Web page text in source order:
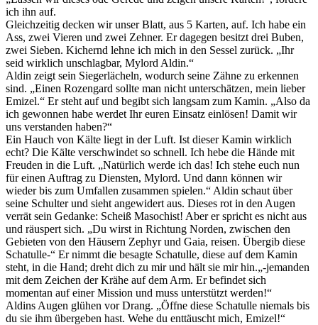
ich ihn auf.
Gleichzeitig decken wir unser Blatt, aus 5 Karten, auf. Ich habe ein
Ass, zwei Vieren und zwei Zehner. Er dagegen besitzt drei Buben,
zwei Sieben. Kichernd lehne ich mich in den Sessel zurück. „Ihr
seid wirklich unschlagbar, Mylord Aldin.“
Aldin zeigt sein Siegerlächeln, wodurch seine Zähne zu erkennen
sind. „Einen Rozengard sollte man nicht unterschätzen, mein lieber
Emizel.“ Er steht auf und begibt sich langsam zum Kamin. „Also da
ich gewonnen habe werdet Ihr euren Einsatz einlösen! Damit wir
uns verstanden haben?“
Ein Hauch von Kälte liegt in der Luft. Ist dieser Kamin wirklich
echt? Die Kälte verschwindet so schnell. Ich hebe die Hände mit
Freuden in die Luft. „Natürlich werde ich das! Ich stehe euch nun
für einen Auftrag zu Diensten, Mylord. Und dann können wir
wieder bis zum Umfallen zusammen spielen.“ Aldin schaut über
seine Schulter und sieht angewidert aus. Dieses rot in den Augen
verrät sein Gedanke: Scheiß Masochist! Aber er spricht es nicht aus
und räuspert sich. „Du wirst in Richtung Norden, zwischen den
Gebieten von den Häusern Zephyr und Gaia, reisen. Übergib diese
Schatulle-“ Er nimmt die besagte Schatulle, diese auf dem Kamin
steht, in die Hand; dreht dich zu mir und hält sie mir hin.„-jemanden
mit dem Zeichen der Krähe auf dem Arm. Er befindet sich
momentan auf einer Mission und muss unterstützt werden!“
Aldins Augen glühen vor Drang. „Öffne diese Schatulle niemals bis
du sie ihm übergeben hast. Wehe du enttäuscht mich, Emizel!“